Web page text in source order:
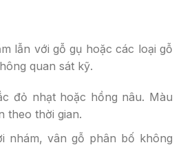
lẫn với gỗ gụ hoặc các loại gỗ
quan sát kỹ.
đỏ nhạt hoặc hồng nâu. Màu
theo thời gian.
nhám, vân gỗ phân bố không